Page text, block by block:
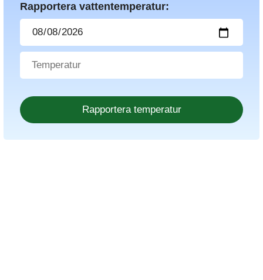
Rapportera vattentemperatur: